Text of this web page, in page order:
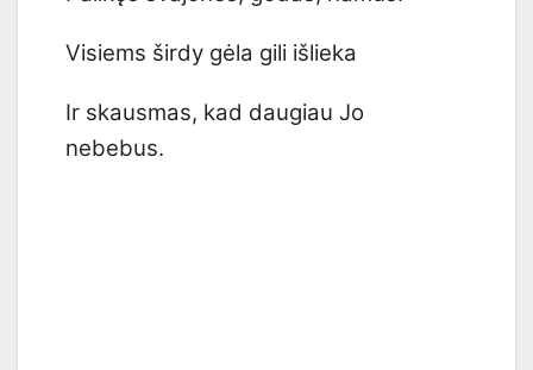
Visiems širdy gėla gili išlieka
Ir skausmas, kad daugiau Jo
nebebus.